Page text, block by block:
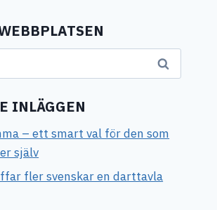
INLÄGGEN
– ett smart val för den som
själv
fler svenskar en darttavla